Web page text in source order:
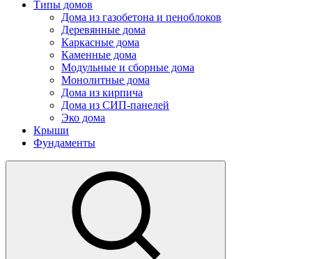
Типы домов
Дома из газобетона и пеноблоков
Деревянные дома
Каркасные дома
Каменные дома
Модульные и сборные дома
Монолитные дома
Дома из кирпича
Дома из СИП-панелей
Эко дома
Крыши
Фундаменты